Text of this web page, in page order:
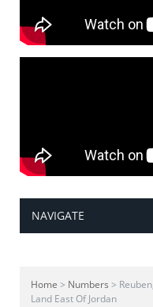
NAVIGATE
Home > Numbers >
Land East Of Jordan